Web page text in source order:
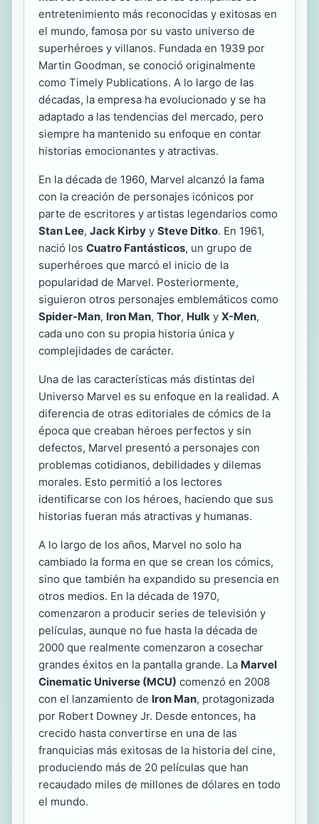
entretenimiento más reconocidas y exitosas en
el mundo, famosa por su vasto universo de
superhéroes y villanos. Fundada en 1939 por
Martin Goodman, se conoció originalmente
como Timely Publications. A lo largo de las
décadas, la empresa ha evolucionado y se ha
adaptado a las tendencias del mercado, pero
siempre ha mantenido su enfoque en contar
historias emocionantes y atractivas.
En la década de 1960, Marvel alcanzó la fama
con la creación de personajes icónicos por
parte de escritores y artistas legendarios como
Stan Lee, Jack Kirby y Steve Ditko. En 1961,
nació los Cuatro Fantásticos, un grupo de
superhéroes que marcó el inicio de la
popularidad de Marvel. Posteriormente,
siguieron otros personajes emblemáticos como
Spider-Man, Iron Man, Thor, Hulk y X-Men,
cada uno con su propia historia única y
complejidades de carácter.
Una de las características más distintas del
Universo Marvel es su enfoque en la realidad. A
diferencia de otras editoriales de cómics de la
época que creaban héroes perfectos y sin
defectos, Marvel presentó a personajes con
problemas cotidianos, debilidades y dilemas
morales. Esto permitió a los lectores
identificarse con los héroes, haciendo que sus
historias fueran más atractivas y humanas.
A lo largo de los años, Marvel no solo ha
cambiado la forma en que se crean los cómics,
sino que también ha expandido su presencia en
otros medios. En la década de 1970,
comenzaron a producir series de televisión y
películas, aunque no fue hasta la década de
2000 que realmente comenzaron a cosechar
grandes éxitos en la pantalla grande. La Marvel
Cinematic Universe (MCU) comenzó en 2008
con el lanzamiento de Iron Man, protagonizada
por Robert Downey Jr. Desde entonces, ha
crecido hasta convertirse en una de las
franquicias más exitosas de la historia del cine,
produciendo más de 20 películas que han
recaudado miles de millones de dólares en todo
el mundo.